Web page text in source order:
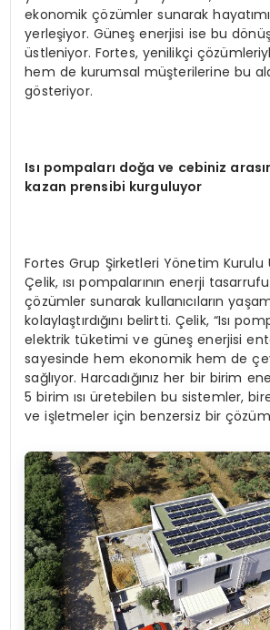
ekonomik çözümler sunarak
yerleşiyor. Güneş enerjisi ise bu
üstleniyor. Fortes, yenilikçi
hem de kurumsal müşterilerine bu
gösteriyor.
Isı pompaları doğa ve cebiniz
kazan prensibi kurguluyor
Fortes Grup Şirketleri Yönetim Kurulu
Çelik, ısı pompalarının enerji
çözümler sunarak kullanıcıların
kolaylaştırdığını belirtti. Çelik, “Isı
elektrik tüketimi ve güneş enerjisi
sayesinde hem ekonomik hem de
sağlıyor. Harcadığınız her bir birim
5 birim ısı üretebilen bu sistemler,
ve işletmeler için benzersiz bir